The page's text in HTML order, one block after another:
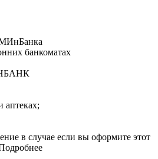
МИнБанка
банкоматах
аптеках;
в случае если вы оформите этот